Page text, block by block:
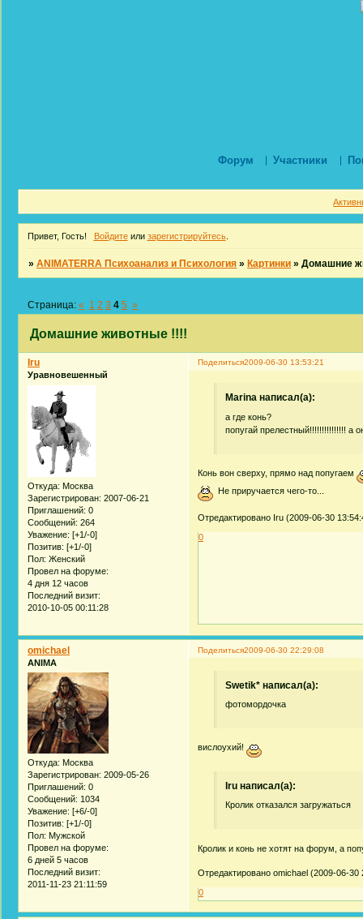
Форум Участники
Привет, Гость! Войдитеили зарегистрируйтесь.
»ANIMATERRA Психоанализ и Психология » Картинки »Домашние
Домашние животные !!!!
Страница:« 1 2 3 4 5 »
Поделиться2009-06-30 13:53:21
Iru
Уравновешенный
Откуда: Москва
Зарегистрирован: 2007-06-21
Приглашений: 0
Сообщений: 264
Уважение: [+1/-0]
Позитив: [+1/-0]
Пол: Женский
Провел на форуме:
4 дня 12 часов
Последний визит:
2010-10-05 00:11:28
Marina написал(а):
а где конь?
попугай прелестный!!!!!!!!!!!!!!! а
Конь вон сверху, прямо над попугаем
Не приручается чего-то...
Отредактировано Iru (2009-06-30
0
Поделиться2009-06-30 22:29:08
omichael
ANIMA
Откуда: Москва
Зарегистрирован: 2009-05-26
Приглашений: 0
Сообщений: 1034
Уважение: [+6/-0]
Позитив: [+1/-0]
Пол: Мужской
Провел на форуме:
6 дней 5 часов
Последний визит:
2011-11-23 21:11:59
Swetik* написал(а):
фотомордочка
вислоухий!
Iru написал(а):
Кролик отказался загружаться
Кролик и конь не хотят на форум, а
Отредактировано omichael (2009-06-30
0